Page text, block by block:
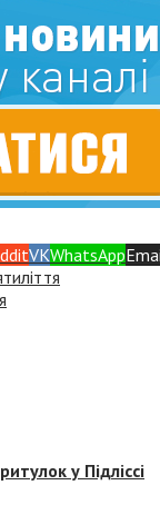
VKWhatsApp
у Підліссі